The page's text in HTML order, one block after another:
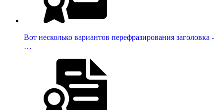
Вот несколько вариантов перефразирования заголовка -
…